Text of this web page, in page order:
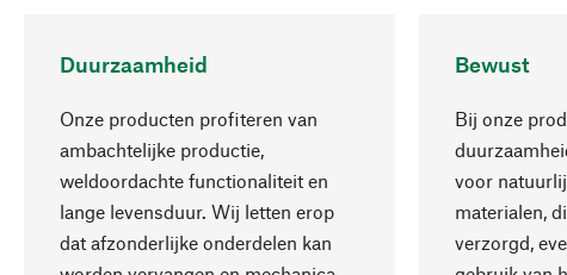
Duurzaamheid
Onze producten profiteren van
ambachtelijke productie,
weldoordachte functionaliteit en
lange levensduur. Wij letten erop
dat afzonderlijke onderdelen kan
Bewust
Bij onze
voor
materialen,
verzorgd,